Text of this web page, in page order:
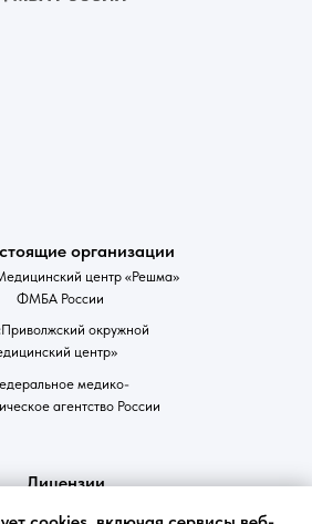
организации
Лицензии
центр «Решма»
ФМБА России
окружной
центр»
медико-
агентство России